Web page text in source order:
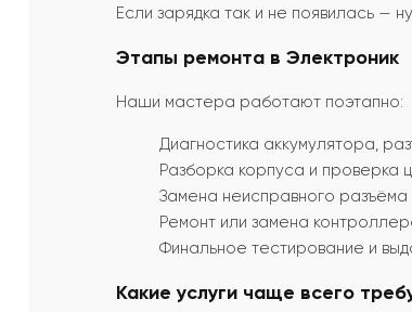
Если зарядка так и не появилась —
Этапы ремонта в Электроник
Наши мастера работают поэтапно:
Диагностика аккумулятора,
Разборка корпуса и проверка
Замена неисправного
Ремонт или замена
Финальное тестирование и
Какие услуги чаще всего